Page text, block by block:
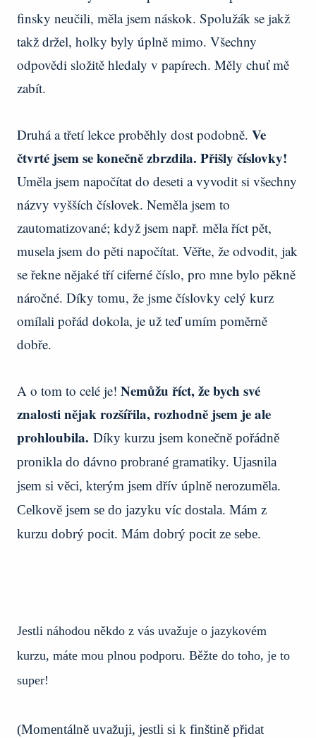
finsky neučili, měla jsem náskok. Spolužák se jakž
takž držel, holky byly úplně mimo. Všechny
odpovědi složitě hledaly v papírech. Měly chuť mě
zabít.
Druhá a třetí lekce proběhly dost podobně. Ve
čtvrté jsem se konečně zbrzdila. Přišly číslovky!
Uměla jsem napočítat do deseti a vyvodit si všechny
názvy vyšších číslovek. Neměla jsem to
zautomatizované; když jsem např. měla říct pět,
musela jsem do pěti napočítat. Věřte, že odvodit, jak
se řekne nějaké tří ciferné číslo, pro mne bylo pěkně
náročné. Díky tomu, že jsme číslovky celý kurz
omílali pořád dokola, je už teď umím poměrně
dobře.
A o tom to celé je! Nemůžu říct, že bych své
znalosti nějak rozšířila, rozhodně jsem je ale
prohloubila. Díky kurzu jsem konečně pořádně
pronikla do dávno probrané gramatiky. Ujasnila
jsem si věci, kterým jsem dřív úplně nerozuměla.
Celkově jsem se do jazyku víc dostala. Mám z
kurzu dobrý pocit. Mám dobrý pocit ze sebe.
Jestli náhodou někdo z vás uvažuje o jazykovém
kurzu, máte mou plnou podporu. Běžte do toho, je to
super!
(Momentálně uvažuji, jestli si k finštině přidat